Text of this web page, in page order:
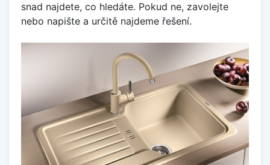
snad najdete, co hledáte. Pokud ne, zavolejte
nebo napište a určitě najdeme řešení.